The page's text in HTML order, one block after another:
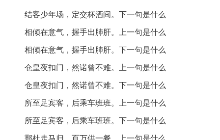
夜晚急匆匆地敲门，许下的诺言并不难实现。
到达的地方总能招待宾客，后面乘坐的车一班接一班。
路人侧目而视，仇家的心始终寒冷。
在红尘中一箭飞逝，长安城中喧闹不已。
结客：结交朋友。
结客少年场，定交杯酒间。下一句是什么
相倾在意气，握手出肺肝。上一句是什么
相倾在意气，握手出肺肝。下一句是什么
仓皇夜扣门，然诺曾不难。上一句是什么
仓皇夜扣门，然诺曾不难。下一句是什么
所至足宾客，后乘车班班。上一句是什么
所至足宾客，后乘车班班。下一句是什么